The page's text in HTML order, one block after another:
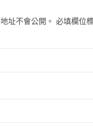
址不會公開。 必填欄位